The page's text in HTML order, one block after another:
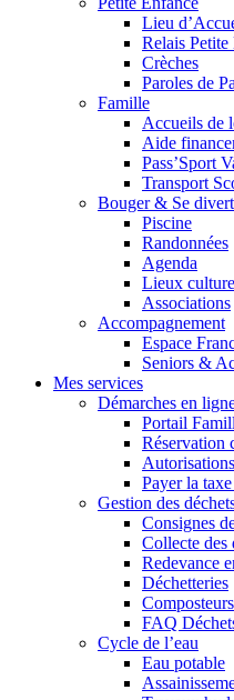
Lieu
Relais
Crèches
Paroles de
Famille
Accueils de
Aide
Pass’Sport
Transport
Bouger & Se
Piscine
Randonnées
Agenda
Lieux
Associations
Accompagnement
Espace
Seniors &
Mes services
Démarches en
Portail
Réservation
Payer la
Gestion des
Consignes
Collecte des
Redevance
Déchetteries
Composteurs
FAQ
Cycle de l’eau
Eau potable